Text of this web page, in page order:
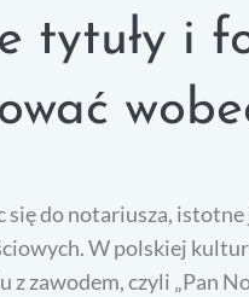
tytuły i
się do notariusza,
W polskiej
z zawodem, czyli „Pan